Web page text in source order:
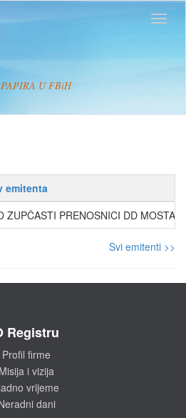
U FBiH
emitenta
ZUPČASTI PRENOSNICI DD MOSTAR
Svi emitenti >>
Registru
Profil firme
Misija i vizija
vrijeme
dani